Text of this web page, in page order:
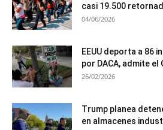
casi 19.500
04/06/2026
EEUU deporta a 86
por DACA, admite el
26/02/2026
Trump planea
en almacenes